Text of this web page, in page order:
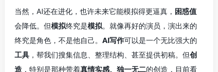
当然，AI还在进化，也许未来它能模拟得更逼真， 困惑值
会降低。但模拟终究是模拟。就像再好的演员，演出来的
终究是角色，不是他自己。 AI写作可以是一个无比强大的
工具 ，帮我们搜集信息、整理结构、甚至提供初稿。但创
造 ，特别是那种带着真情实感、独一无二的创造，目前看